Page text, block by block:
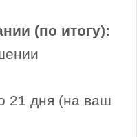
(по итогу):
21 дня (на ваш